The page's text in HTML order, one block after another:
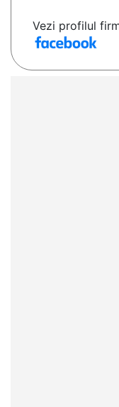
Vezi profilul